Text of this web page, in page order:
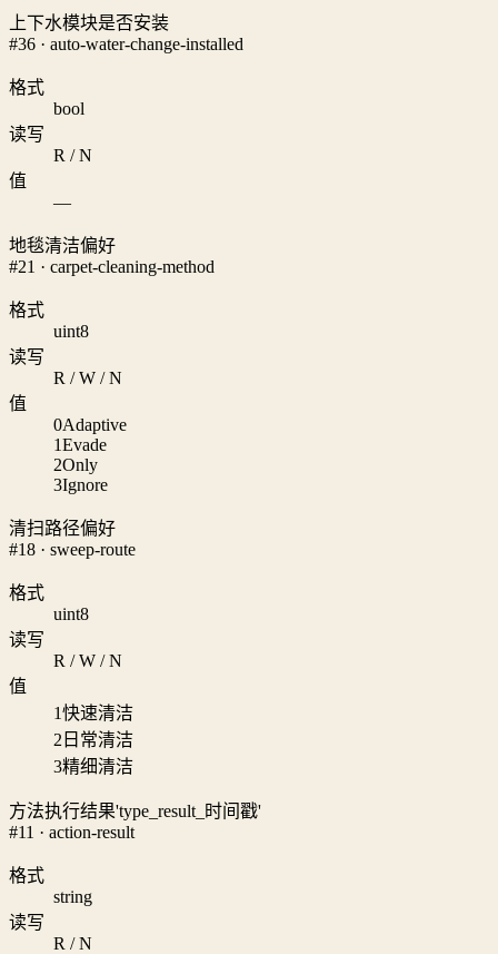
上下水模块是否安装
#36 · auto-water-change-installed
格式
bool
读写
R / N
值
—
地毯清洁偏好
#21 · carpet-cleaning-method
格式
uint8
读写
R / W / N
值
0Adaptive
1Evade
2Only
3Ignore
清扫路径偏好
#18 · sweep-route
格式
uint8
读写
R / W / N
值
1快速清洁
2 日常清洁
3精细清洁
方法执行结果'type_result_时间戳'
#11 · action-result
格式
string
读写
R / N